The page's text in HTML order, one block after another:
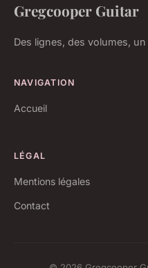
Gregcooper Guitar
Des lignes, des volumes,
NAVIGATION
Accueil
LÉGAL
Mentions légales
Contact